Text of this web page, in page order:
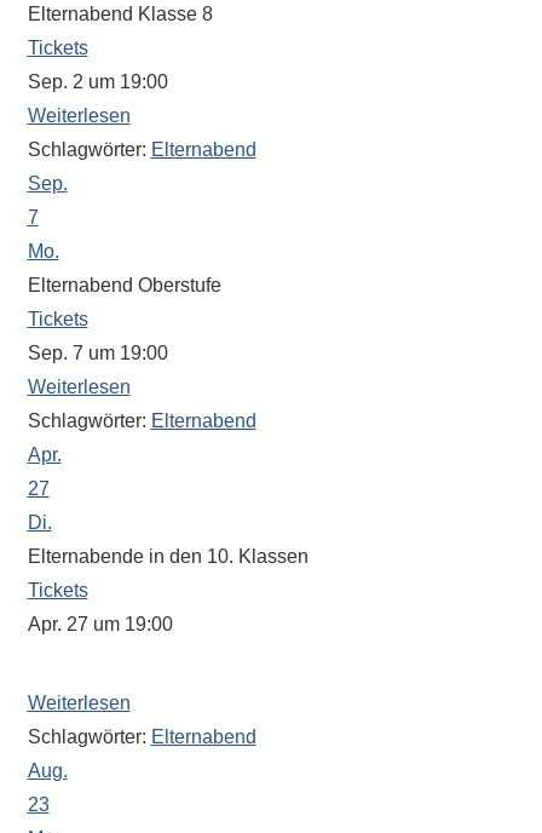
Schule.
Ob
Sprach-,
Mathematik-
oder
Sportwettkampf,
Musik-
oder
oder
Reise
–
unsere
Schülerinnen
und
Schüler
sind
dabei!
Sollten
eine
Information
nicht
finden,
Elternabend Klasse 8
Tickets
Sep. 2 um 19:00
Weiterlesen
Schlagwörter: Elternabend
Sep.
7
Mo.
Elternabend Oberstufe
Tickets
Sep. 7 um 19:00
Weiterlesen
Schlagwörter: Elternabend
Apr.
27
Di.
Elternabende in den 10. Klassen
Tickets
Apr. 27 um 19:00
Weiterlesen
Schlagwörter: Elternabend
Aug.
23